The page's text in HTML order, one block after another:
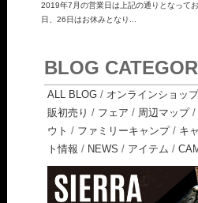
2019年7月の営業日は上記の通りとなって
日、26日はお休みとなり...
BLOG
ALL BLOG / オンラインショッ
販初売り / フェア / 周辺マップ/
ウト / ファミリーキャンプ/ キ
ト情報 / NEWS / アイテム /